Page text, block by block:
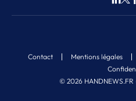
© 2026
Contact Mentions légales